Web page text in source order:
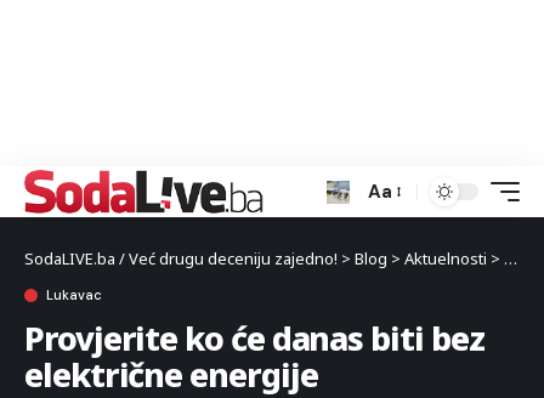
Aa
SodaLIVE.ba / Već drugu deceniju zajedno! > Blog > Aktuelnosti >
Lukavac
Provjerite ko će danas biti bez
električne energije